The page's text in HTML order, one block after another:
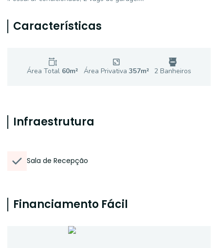
Características
Área Total 60m² Área Privativa 357m² 2Banheiros
Infraestrutura
Sala de Recepção
Financiamento Fácil